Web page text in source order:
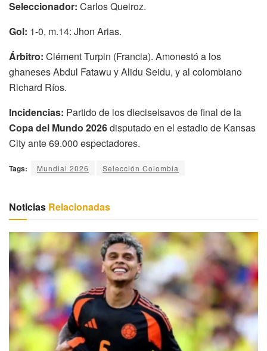
Seleccionador: Carlos Queiroz.
Gol: 1-0, m.14: Jhon Arias.
Árbitro: Clément Turpin (Francia). Amonestó a los
ghaneses Abdul Fatawu y Alidu Seidu, y al colombiano
Richard Ríos.
Incidencias: Partido de los dieciseisavos de final de la
Copa del Mundo 2026disputado en el estadio de Kansas
City ante 69.000 espectadores.
Tags: Mundial 2026 Selección Colombia
Noticias Relacionadas